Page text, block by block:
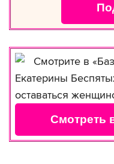
Смотрите в
Екатерины
оставаться
Смотреть